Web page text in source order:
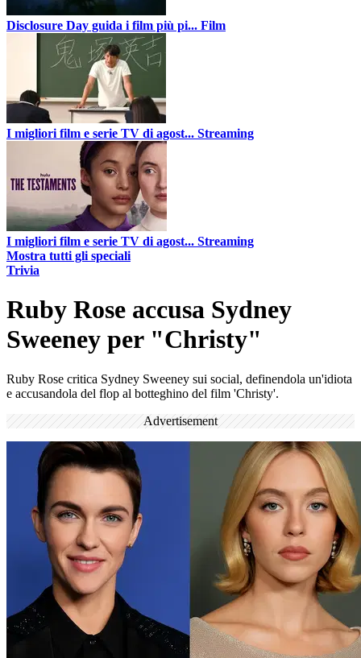
Disclosure Day guida i film più pi... Film
I migliori film e serie TV di agost... Streaming
I migliori film e serie TV di agost... Streaming
Mostra tutti gli speciali
Trivia
Ruby Rose accusa Sydney
Sweeney per "Christy"
Ruby Rose critica Sydney Sweeney sui social, definendola un'idiota
e accusandola del flop al botteghino del film 'Christy'.
Advertisement